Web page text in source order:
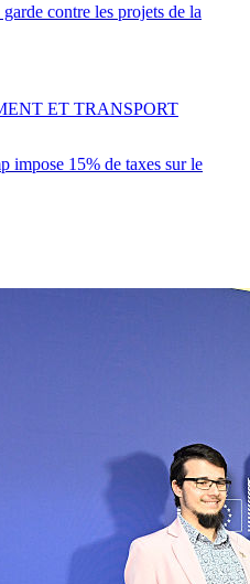
contre les projets de la
impose 15% de taxes sur le
ET TRANSPORT